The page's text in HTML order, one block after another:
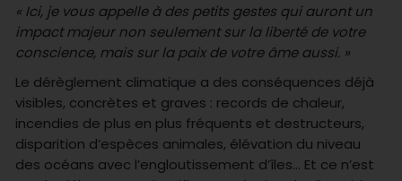
« Ici, je vous appelle à des petits gestes qui auront un
impact majeur non seulement sur la liberté de votre
conscience, mais sur la paix de votre âme aussi. »
Le dérèglement climatique a des conséquences déjà
visibles, concrètes et graves : records de chaleur,
incendies de plus en plus fréquents et destructeurs,
disparition d’espèces animales, élévation du niveau
des océans avec l’engloutissement d’îles… Et ce n’est